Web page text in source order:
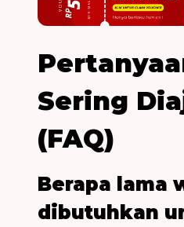
Sering
(FAQ)
Berapa lama
dibutuhkan